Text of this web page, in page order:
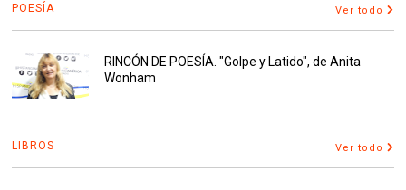
POESÍA Ver todo
RINCÓN DE POESÍA. "Golpe y Latido", de Anita
Wonham
LIBROS Ver todo